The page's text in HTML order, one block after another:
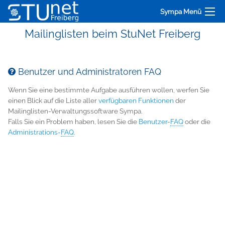
Sympa Menü
Mailinglisten beim StuNet Freiberg
Benutzer und Administratoren FAQ
Wenn Sie eine bestimmte Aufgabe ausführen wollen, werfen Sie
einen Blick auf die Liste allerverfügbaren Funktionen der
Mailinglisten-Verwaltungssoftware Sympa.
Falls Sie ein Problem haben, lesen Sie die Benutzer-FAQoder die
Administrations-FAQ